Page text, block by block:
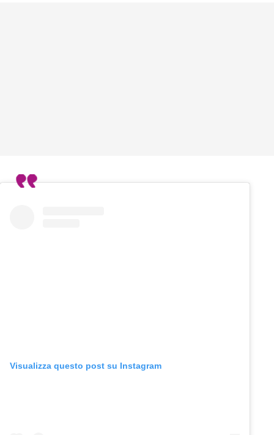
Visualizza questo post su Instagram